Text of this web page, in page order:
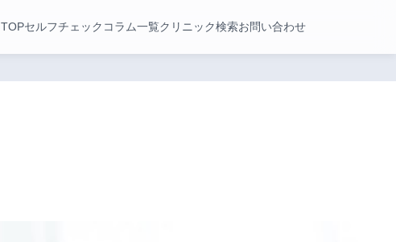
TOPセルフチェック コラム一覧クリニック検索お問い合わせ